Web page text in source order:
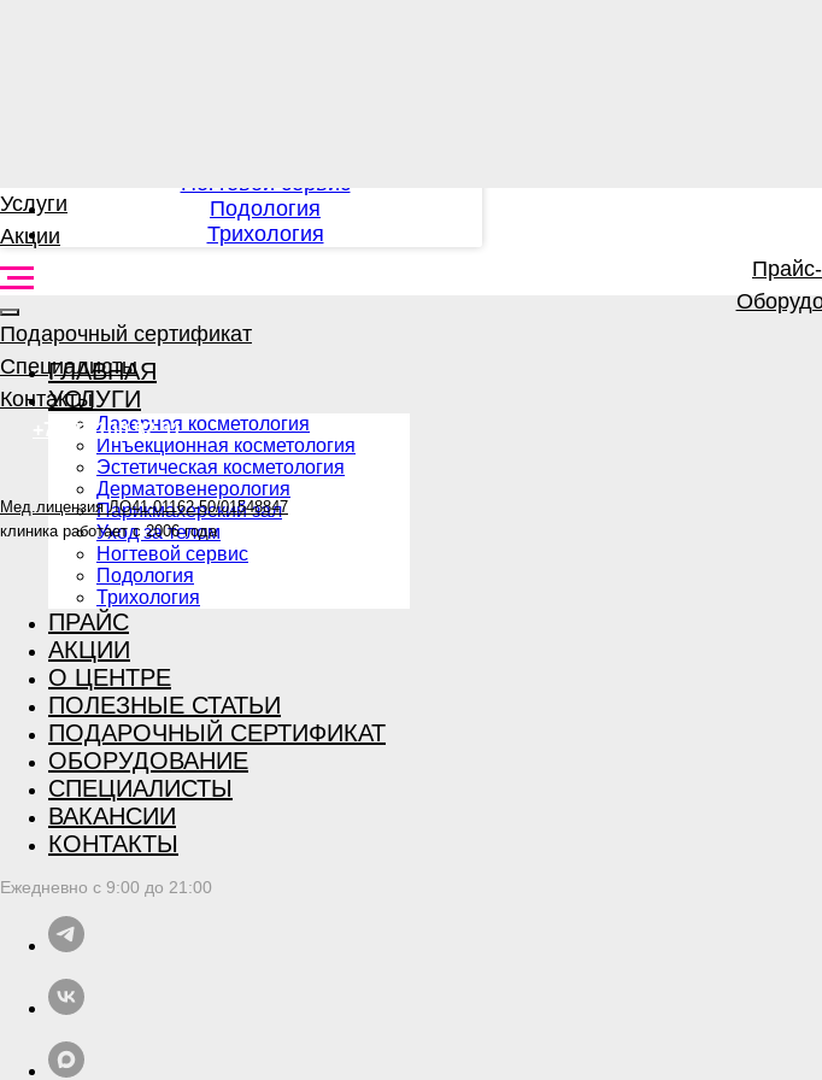
Акции
Оборудование
Специалисты
Контакты
+7 903 100 92 91
Мед.лицензия ЛО41-01162-50/01548847
клиника работает с 2006 года
Ногтевой сервис
Подология
Трихология
ГЛАВНАЯ
УСЛУГИ
Лазерная косметология
Инъекционная косметология
Эстетическая косметология
Дерматовенерология
Парикмахерский зал
Уход за телом
Ногтевой сервис
Подология
Трихология
ПРАЙС
АКЦИИ
О ЦЕНТРЕ
ПОЛЕЗНЫЕ СТАТЬИ
ПОДАРОЧНЫЙ СЕРТИФИКАТ
ОБОРУДОВАНИЕ
СПЕЦИАЛИСТЫ
ВАКАНСИИ
КОНТАКТЫ
Ежедневно с 9:00 до 21:00